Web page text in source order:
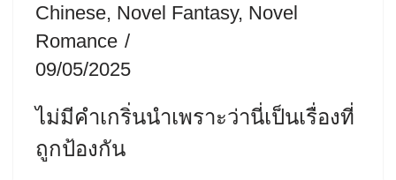
Chinese, Novel Fantasy, Novel
Romance
09/05/2025
ไม่มีคำเกริ่นนำเพราะว่านี่เป็นเรื่องที่
ถูกป้องกัน